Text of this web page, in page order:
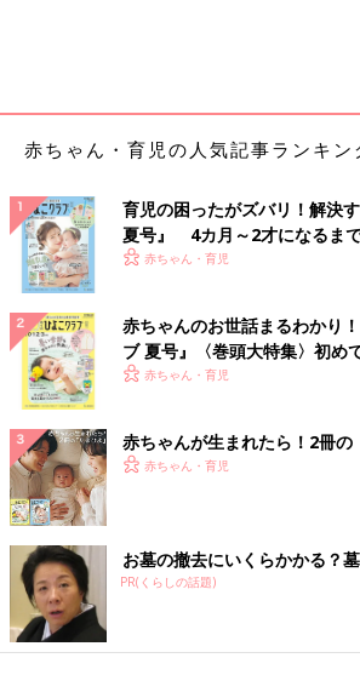
赤ちゃん・育児の人気記事ランキン
育児の困ったがズバリ！解決
夏号』 4カ月～2才になるま
いっぱい！
赤ちゃん・育児
赤ちゃんのお世話まるわかり
ブ 夏号』〈巻頭大特集〉初め
く！ おっぱい・ミルクの基本
赤ちゃん・育児
赤ちゃんが生まれたら！2冊の
赤ちゃん・育児
お墓の撤去にいくらかかる？
PR(くらしの話題)